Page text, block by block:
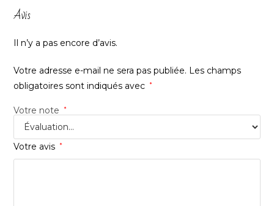
Avis
Il n’y a pas encore d’avis.
Votre adresse e-mail ne sera pas publiée. Les champs
obligatoires sont indiqués avec *
Votre note *
Votre avis *